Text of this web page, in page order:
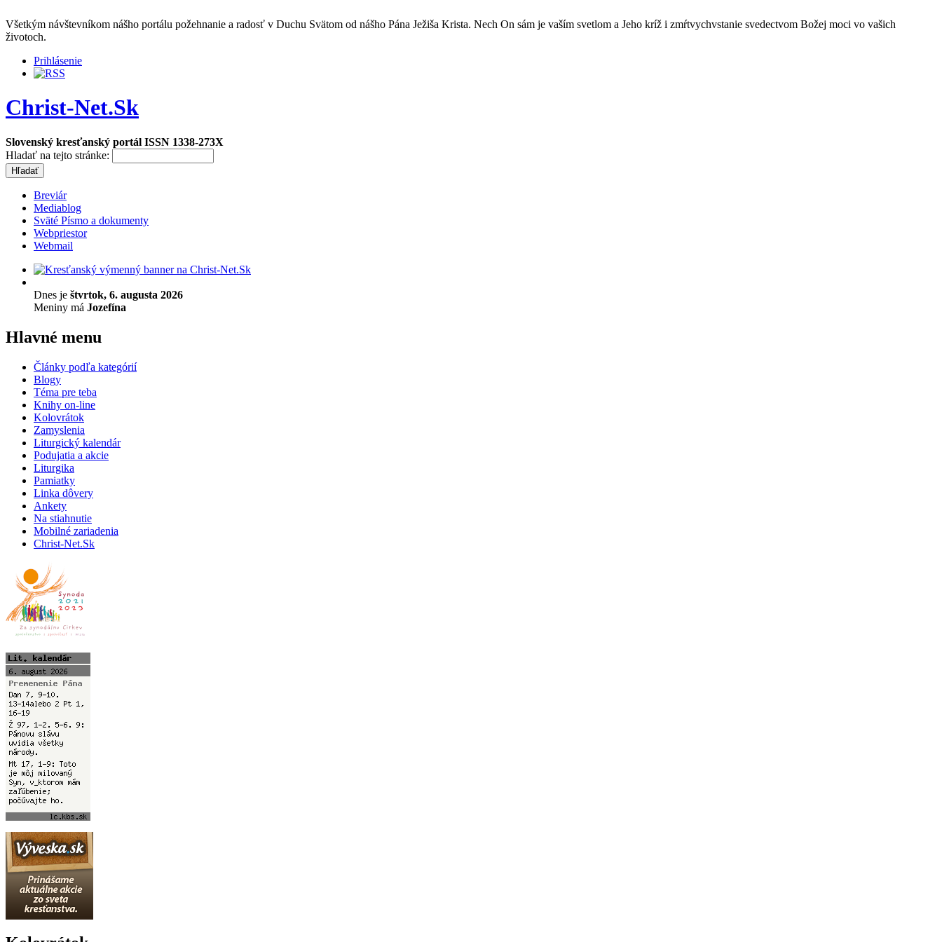
Všetkým návštevníkom nášho portálu požehnanie a radosť v Duchu Svätom od nášho Pána Ježiša Krista. Nech On sám je vaším svetlom a Jeho kríž i zmŕtvychvstanie svedectvom Božej moci vo vašich
životoch.
Prihlásenie
Christ-Net.Sk
Slovenský kresťanský portál ISSN 1338-273X
Hladať na tejto stránke:
Breviár
Mediablog
Sväté Písmo a dokumenty
Webpriestor
Webmail
Dnes je štvrtok, 6. augusta 2026
Meniny má Jozefína
Hlavné menu
Články podľa kategórií
Blogy
Téma pre teba
Knihy on-line
Kolovrátok
Zamyslenia
Liturgický kalendár
Podujatia a akcie
Liturgika
Pamiatky
Linka dôvery
Ankety
Na stiahnutie
Mobilné zariadenia
Christ-Net.Sk